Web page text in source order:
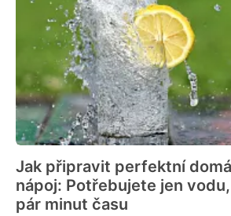
Jak připravit perfektní
nápoj: Potřebujete jen
pár minut času